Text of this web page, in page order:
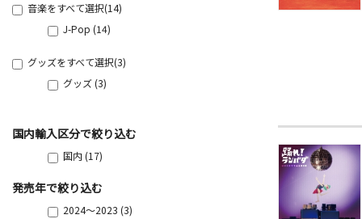
音楽をすべて選択(14)
J-Pop (14)
グッズをすべて選択(3)
グッズ (3)
国内輸入区分で絞り込む
国内 (17)
発売年で絞り込む
2024～2023 (3)